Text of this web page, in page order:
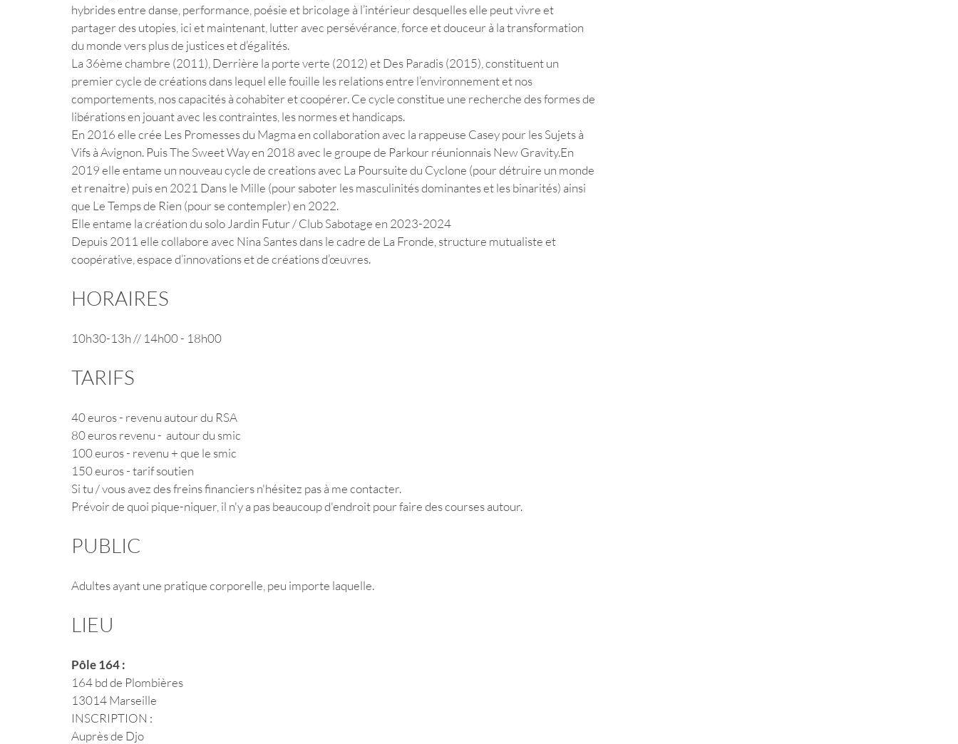
hybrides entre danse, performance, poésie et bricolage à l’intérieur desquelles elle peut vivre et
partager des utopies, ici et maintenant, lutter avec persévérance, force et douceur à la transformation
du monde vers plus de justices et d’égalités.
La 36ème chambre (2011), Derrière la porte verte (2012) et Des Paradis (2015), constituent un
premier cycle de créations dans lequel elle fouille les relations entre l’environnement et nos
comportements, nos capacités à cohabiter et coopérer. Ce cycle constitue une recherche des formes de
libérations en jouant avec les contraintes, les normes et handicaps.
En 2016 elle crée Les Promesses du Magma en collaboration avec la rappeuse Casey pour les Sujets à
Vifs à Avignon. Puis The Sweet Way en 2018 avec le groupe de Parkour réunionnais New Gravity.En
2019 elle entame un nouveau cycle de creations avec La Poursuite du Cyclone (pour détruire un monde
et renaitre) puis en 2021 Dans le Mille (pour saboter les masculinités dominantes et les binarités) ainsi
que Le Temps de Rien (pour se contempler) en 2022.
Elle entame la création du solo Jardin Futur / Club Sabotage en 2023-2024
Depuis 2011 elle collabore avec Nina Santes dans le cadre de La Fronde, structure mutualiste et
coopérative, espace d’innovations et de créations d’œuvres.
HORAIRES
10h30-13h // 14h00 - 18h00
TARIFS
40 euros - revenu autour du RSA
80 euros revenu -  autour du smic
100 euros - revenu + que le smic
150 euros - tarif soutien
Si tu / vous avez des freins financiers n'hésitez pas à me contacter.
Prévoir de quoi pique-niquer, il n'y a pas beaucoup d'endroit pour faire des courses autour.
PUBLIC
Adultes ayant une pratique corporelle, peu importe laquelle.
LIEU
Pôle 164 :
164 bd de Plombières
13014 Marseille
INSCRIPTION :
Auprès de Djo